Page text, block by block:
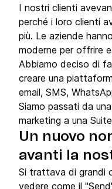
I nostri clienti
perché i loro clienti
più. Le aziende
moderne per offrire
Abbiamo deciso di
creare una
email, SMS,
Siamo passati da
marketing a una
Un nuovo
avanti la
Si trattava di grandi
vedere come il